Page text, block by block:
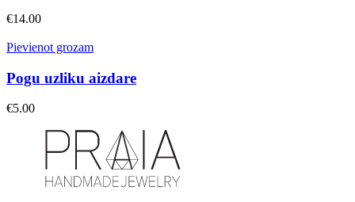
€14.00
Pievienot grozam
Pogu uzliku aizdare
€5.00